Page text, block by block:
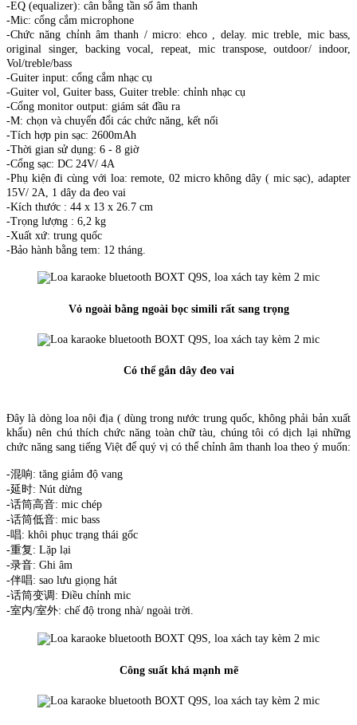
-EQ (equalizer): cân bằng tần số âm thanh
-Mic: cổng cắm microphone
-Chức năng chỉnh âm thanh / micro: ehco , delay. mic treble, mic bass,
original singer, backing vocal, repeat, mic transpose, outdoor/ indoor,
Vol/treble/bass
-Guiter input: cổng cắm nhạc cụ
-Guiter vol, Guiter bass, Guiter treble: chỉnh nhạc cụ
-Cổng monitor output: giám sát đầu ra
-M: chọn và chuyển đổi các chức năng, kết nối
-Tích hợp pin sạc: 2600mAh
-Thời gian sử dụng: 6 - 8 giờ
-Cổng sạc: DC 24V/ 4A
-Phụ kiện đi cùng với loa: remote, 02 micro không dây ( mic sạc), adapter
15V/ 2A, 1 dây da đeo vai
-Kích thước : 44 x 13 x 26.7 cm
-Trọng lượng : 6,2 kg
-Xuất xứ: trung quốc
-Bảo hành bằng tem: 12 tháng.
Vỏ ngoài bằng ngoài bọc simili rất sang trọng
Có thể gắn dây đeo vai
Đây là dòng loa nội địa ( dùng trong nước trung quốc, không phải bản xuất
khẩu) nên chú thích chức năng toàn chữ tàu, chúng tôi có dịch lại những
chức năng sang tiếng Việt để quý vị có thể chỉnh âm thanh loa theo ý muốn:
-混响: tăng giảm độ vang
-延时: Nút dừng
-话筒高音: mic chép
-话筒低音: mic bass
-唱: khôi phục trạng thái gốc
-重复: Lặp lại
-录音: Ghi âm
-伴唱: sao lưu giọng hát
-话筒变调: Điều chỉnh mic
-室内/室外: chế độ trong nhà/ ngoài trời.
Công suất khá mạnh mẽ